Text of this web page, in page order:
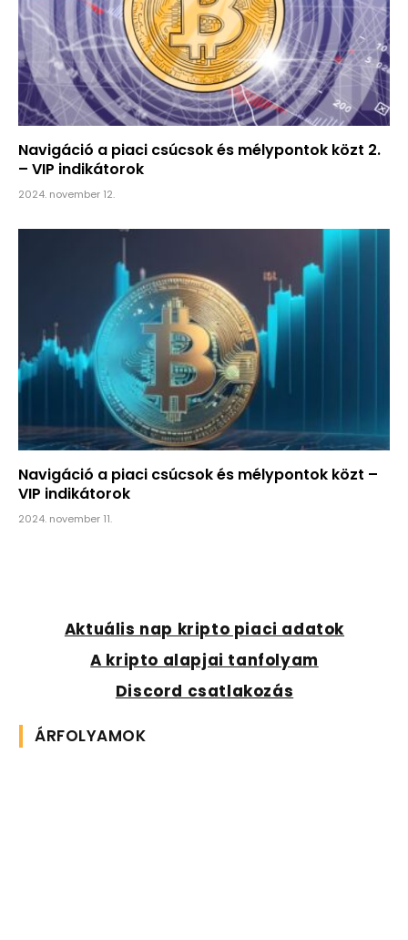
Navigáció a piaci csúcsok és mélypontok közt 2.
– VIP indikátorok
2024. november 12.
Navigáció a piaci csúcsok és mélypontok közt –
VIP indikátorok
2024. november 11.
Aktuális nap kripto piaci adatok
A kripto alapjai tanfolyam
Discord csatlakozás
ÁRFOLYAMOK